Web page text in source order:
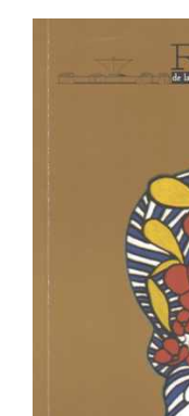
lateral
del
artículo